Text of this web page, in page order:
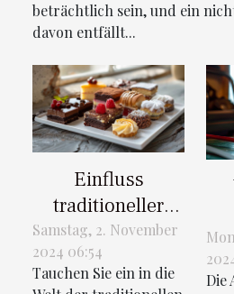
beträchtlich sein, und ein
davon entfällt...
Einfluss
traditioneller
deutscher
Desserts auf die
internationale
Samstag, 2. November
2024 06:54
Tauchen Sie ein in die
Die